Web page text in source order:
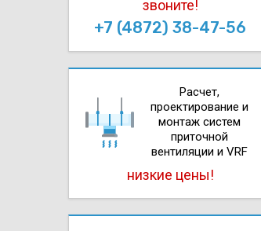
звоните!
+7 (4872) 38-47-56
Расчет,
проектирова­ние и
монтаж систем
приточной
вентиляции и VRF
низкие цены!